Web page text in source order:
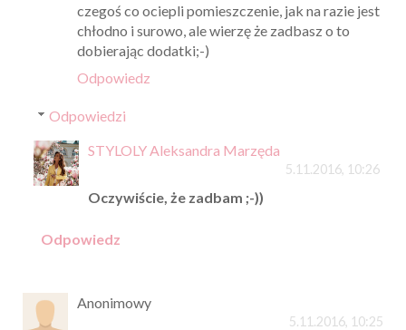
czegoś co ociepli pomieszczenie, jak na razie jest
chłodno i surowo, ale wierzę że zadbasz o to
dobierając dodatki;-)
Odpowiedz
Odpowiedzi
STYLOLY Aleksandra Marzęda
5.11.2016, 10:26
Oczywiście, że zadbam ;-))
Odpowiedz
Anonimowy
5.11.2016, 10:25